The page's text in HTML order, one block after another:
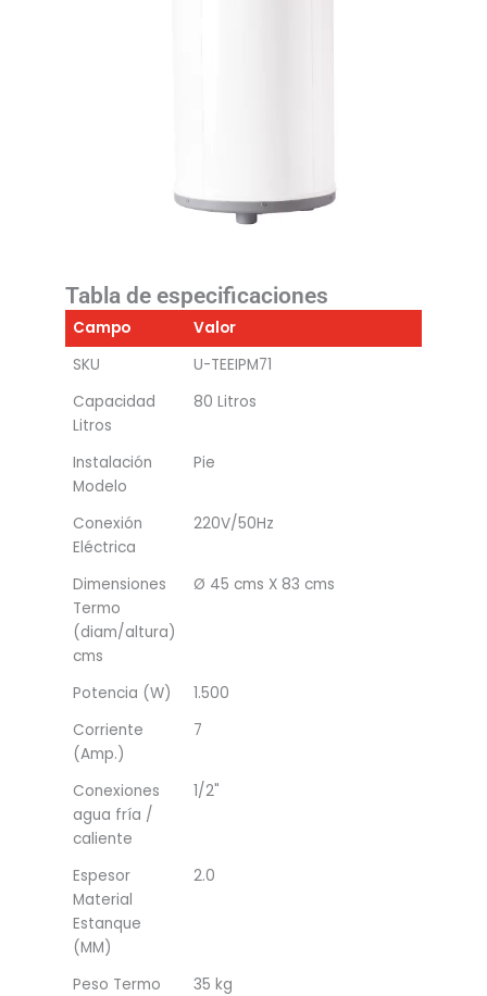
Tabla de especificaciones
Campo
Valor
SKU
U-TEEIPM71
Capacidad
Litros
80 Litros
Instalación
Modelo
Pie
Conexión
Eléctrica
220V/50Hz
Dimensiones
Termo
(diam/altura)
cms
Ø 45 cms X 83 cms
Potencia (W)
1.500
Corriente
(Amp.)
7
Conexiones
agua fría /
caliente
1/2"
Espesor
Material
Estanque
(MM)
2.0
Peso Termo
35 kg